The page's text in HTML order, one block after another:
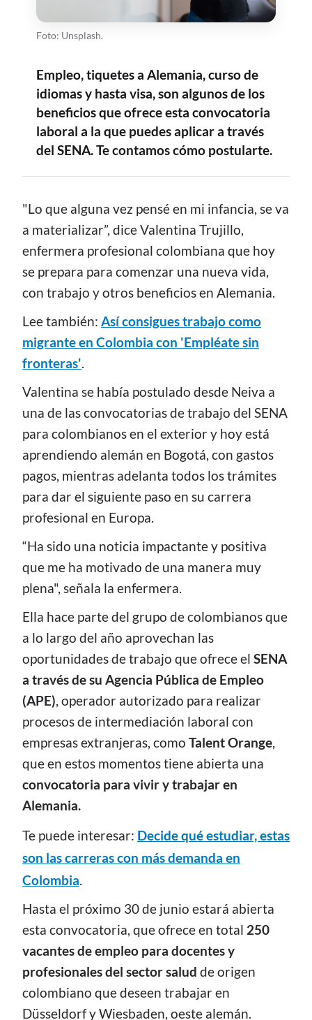
Foto: Unsplash.
Empleo, tiquetes a Alemania, curso de
idiomas y hasta visa, son algunos de los
beneficios que ofrece esta convocatoria
laboral a la que puedes aplicar a través
del SENA. Te contamos cómo postularte.
CONTENIDO
"Lo que alguna vez pensé en mi infancia, se va
a materializar”, dice Valentina Trujillo,
enfermera profesional colombiana que hoy
se prepara para comenzar una nueva vida,
con trabajo y otros beneficios en Alemania.
Lee también: Así consigues trabajo como
migrante en Colombia con 'Empléate sin
fronteras'.
Valentina se había postulado desde Neiva a
una de las convocatorias de trabajo del SENA
para colombianos en el exterior y hoy está
aprendiendo alemán en Bogotá, con gastos
pagos, mientras adelanta todos los trámites
para dar el siguiente paso en su carrera
profesional en Europa.
“Ha sido una noticia impactante y positiva
que me ha motivado de una manera muy
plena", señala la enfermera.
Ella hace parte del grupo de colombianos que
a lo largo del año aprovechan las
oportunidades de trabajo que ofrece el SENA
a través de su Agencia Pública de Empleo
(APE), operador autorizado para realizar
procesos de intermediación laboral con
empresas extranjeras, como Talent Orange,
que en estos momentos tiene abierta una
convocatoria para vivir y trabajar en
Alemania.
Te puede interesar: Decide qué estudiar, estas
son las carreras con más demanda en
Colombia.
Hasta el próximo 30 de junio estará abierta
esta convocatoria, que ofrece en total 250
vacantes de empleo para docentes y
profesionales del sector salud de origen
colombiano que deseen trabajar en
Düsseldorf y Wiesbaden, oeste alemán.